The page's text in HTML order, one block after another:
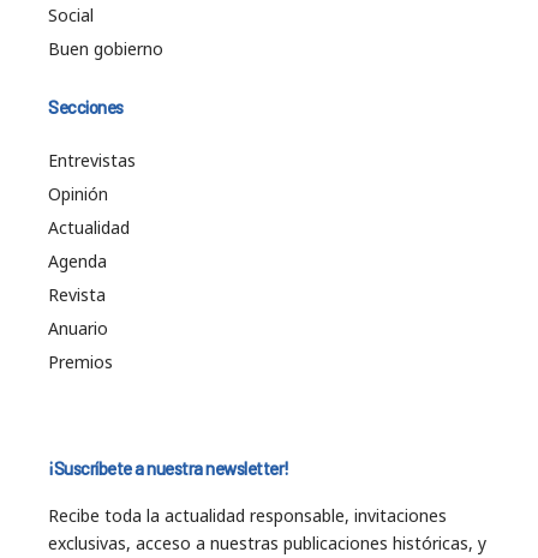
Social
Buen gobierno
Secciones
Entrevistas
Opinión
Actualidad
Agenda
Revista
Anuario
Premios
¡Suscríbete a nuestra newsletter!
Recibe toda la actualidad responsable, invitaciones
exclusivas, acceso a nuestras publicaciones históricas, y